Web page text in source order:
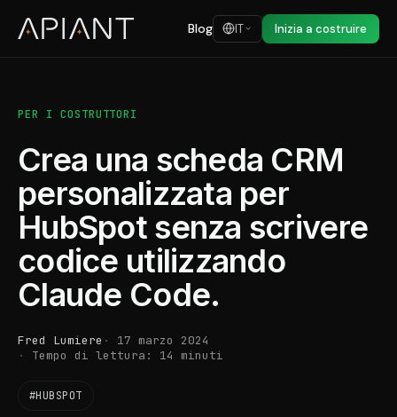
Blog IT Inizia a costruire
PER I COSTRUTTORI
Crea una scheda CRM
personalizzata per
HubSpot senza scrivere
codice utilizzando
Claude Code.
Fred Lumiere
17 marzo 2024
Tempo di lettura: 14 minuti
#HUBSPOT